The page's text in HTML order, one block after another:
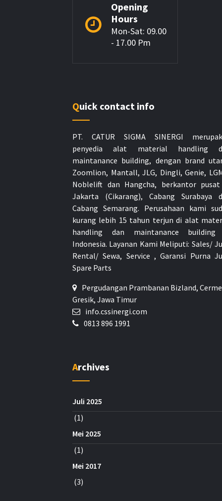
Opening
Hours
Mon-Sat: 09.00
- 17.00 Pm
Quick contact info
PT. CATUR SIGMA SINERGI
penyedia alat material handling
maintanance building, dengan brand
Zoomlion, Mantall, JLG, Dingli, Genie,
Noblelift dan Hangcha, berkantor
Jakarta (Cikarang), Cabang Surabaya
Cabang Semarang. Perusahaan kami
kurang lebih 15 tahun terjun di alat
handling dan maintanance
Indonesia. Layanan Kami Meliputi: Sales/
Rental/ Sewa, Service , Garansi Purna
Spare Parts
Pergudangan Prambanan Bizland,
Gresik, Jawa Timur
info.cssinergi.com
0813 896 1991
Archives
Juli 2025
(1)
Mei 2025
(1)
Mei 2017
(3)